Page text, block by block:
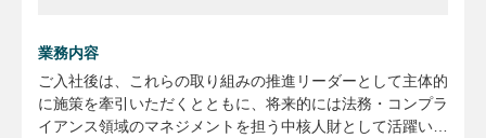
業務内容
ご入社後は、これらの取り組みの推進リーダーとして主体的
に施策を牽引いただくとともに、将来的には法務・コンプラ
イアンス領域のマネジメントを担う中核人財として活躍いた